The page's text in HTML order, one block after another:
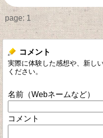
page:1
コメント
実際に体験した感想や、新し
ください。
名前（Webネームなど）
コメント